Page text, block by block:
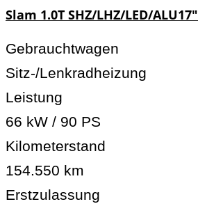
Slam 1.0T SHZ/LHZ/LED/ALU17"
Gebrauchtwagen
Sitz-/Lenkradheizung
Leistung
66 kW / 90 PS
Kilometerstand
154.550 km
Erstzulassung